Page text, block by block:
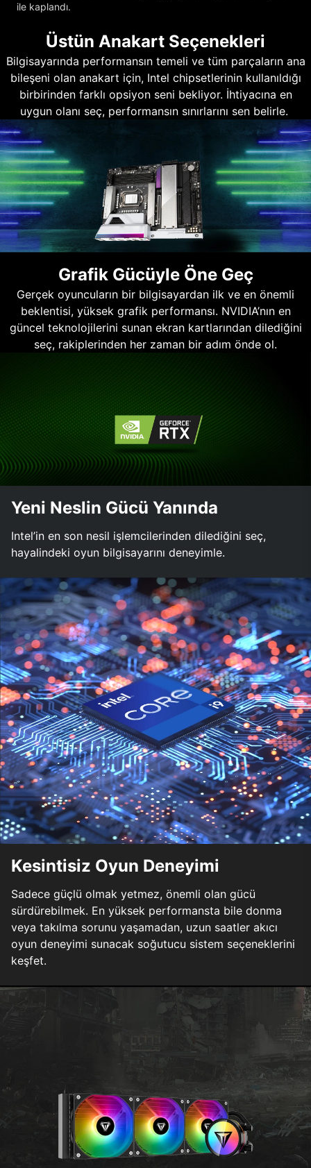
ile kaplandı.
Üstün Anakart Seçenekleri
Bilgisayarında performansın temeli ve tüm parçaların ana
bileşeni olan anakart için, Intel chipsetlerinin kullanıldığı
birbirinden farklı opsiyon seni bekliyor. İhtiyacına en
uygun olanı seç, performansın sınırlarını sen belirle.
Grafik Gücüyle Öne Geç
Gerçek oyuncuların bir bilgisayardan ilk ve en önemli
beklentisi, yüksek grafik performansı. NVIDIA’nın en
güncel teknolojilerini sunan ekran kartlarından dilediğini
seç, rakiplerinden her zaman bir adım önde ol.
Yeni Neslin Gücü Yanında
Intel’in en son nesil işlemcilerinden dilediğini seç,
hayalindeki oyun bilgisayarını deneyimle.
Kesintisiz Oyun Deneyimi
Sadece güçlü olmak yetmez, önemli olan gücü
sürdürebilmek. En yüksek performansta bile donma
veya takılma sorunu yaşamadan, uzun saatler akıcı
oyun deneyimi sunacak soğutucu sistem seçeneklerini
keşfet.